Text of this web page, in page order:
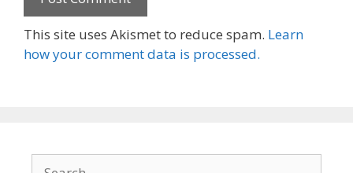
This site uses Akismet to reduce spam. Learn
how your comment data is processed.